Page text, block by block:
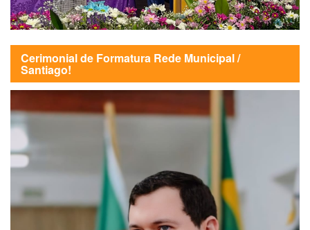
Cerimonial de Formatura Rede Municipal /
Santiago!